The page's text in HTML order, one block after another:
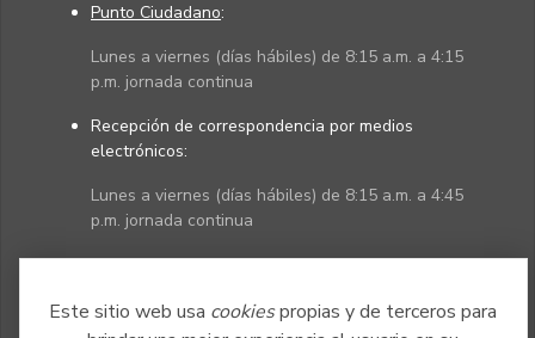
Este sitio web usa cookiespropias y de terceros para
Punto Ciudadano:
Lunes a viernes (días hábiles) de 8:15 a.m. a 4:15
p.m. jornada continua
Recepción de correspondencia por medios
electrónicos:
Lunes a viernes (días hábiles) de 8:15 a.m. a 4:45
p.m. jornada continua